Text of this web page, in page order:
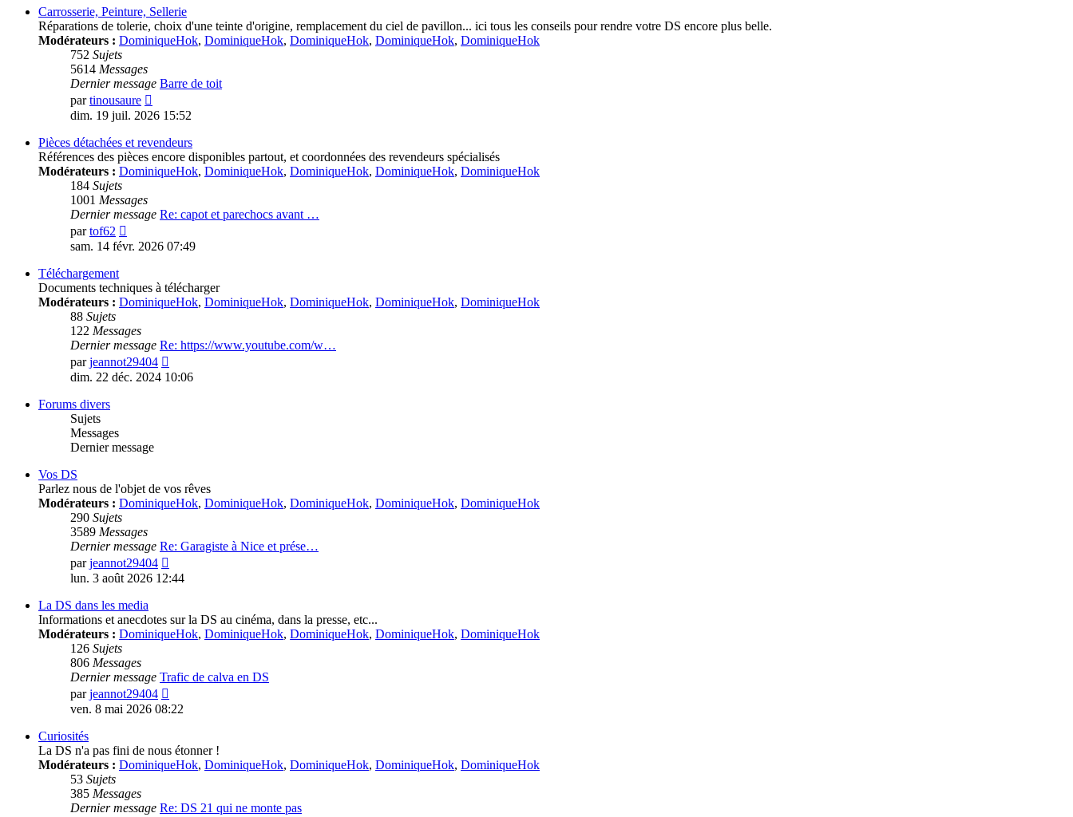
message
Carrosserie, Peinture, Sellerie
Réparations de tolerie, choix d'une teinte d'origine, remplacement du ciel de pavillon... ici tous les conseils pour rendre votre DS encore plus belle.
Modérateurs : DominiqueHok, DominiqueHok, DominiqueHok, DominiqueHok, DominiqueHok
752 Sujets
5614 Messages
Dernier message Barre de toit
partinousaure
le
message
dim. 19 juil. 2026 15:52
Pièces détachées et revendeurs
Références des pièces encore disponibles partout, et coordonnées des revendeurs spécialisés
Modérateurs : DominiqueHok, DominiqueHok, DominiqueHok, DominiqueHok, DominiqueHok
184 Sujets
1001 Messages
Dernier message Re: capot et parechocs avant …
partof62
le
sam. 14 févr. 2026 07:49
Téléchargement
Documents techniques à télécharger
Modérateurs : DominiqueHok, DominiqueHok, DominiqueHok, DominiqueHok, DominiqueHok
88 Sujets
122 Messages
Dernier message Re: https://www.youtube.com/w…
parjeannot29404
le
dim. 22 déc. 2024 10:06
Forums divers
Sujets
Messages
Dernier message
Vos DS
Parlez nous de l'objet de vos rêves
Modérateurs : DominiqueHok, DominiqueHok, DominiqueHok, DominiqueHok, DominiqueHok
290 Sujets
3589 Messages
Dernier message Re: Garagiste à Nice et prése…
parjeannot29404
le
lun. 3 août 2026 12:44
La DS dans les media
Informations et anecdotes sur la DS au cinéma, dans la presse, etc...
Modérateurs : DominiqueHok, DominiqueHok, DominiqueHok, DominiqueHok, DominiqueHok
126 Sujets
806 Messages
Dernier message Trafic de calva en DS
parjeannot29404
le
ven. 8 mai 2026 08:22
Curiosités
La DS n'a pas fini de nous étonner !
Modérateurs : DominiqueHok, DominiqueHok, DominiqueHok, DominiqueHok, DominiqueHok
53 Sujets
385 Messages
Dernier message Re: DS 21 qui ne monte pas